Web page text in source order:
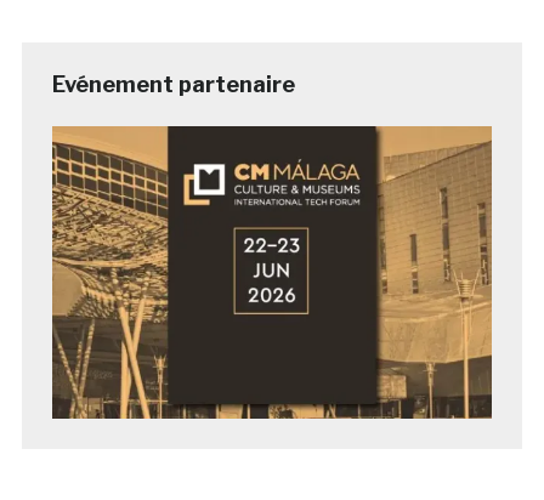
Evénement partenaire